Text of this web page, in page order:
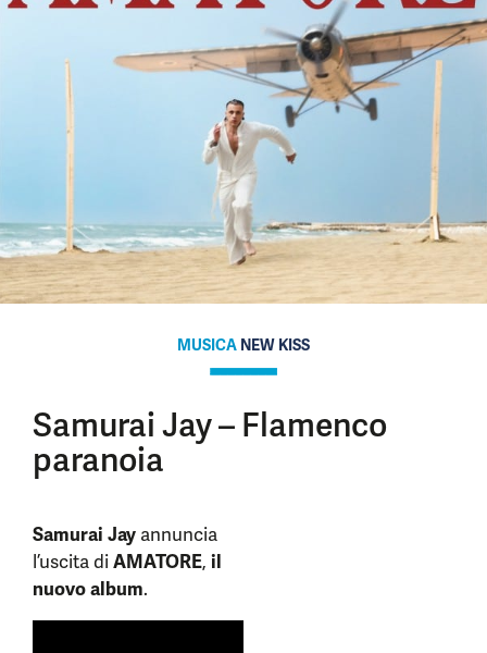
MUSICA NEW KISS
Samurai Jay – Flamenco
paranoia
Samurai Jay annuncia
l’uscita diAMATORE, il
nuovo album.